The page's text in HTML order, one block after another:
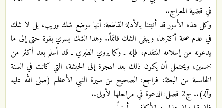
في قضية المعراج..
وكل هذه الأمور قد أثبتنا بالأدلة القاطعة: أنها موضع شك وريب، بل لا شك
في عدم صحة أكثرها، ويبقى الشك قائماً.. وهذا الشك يسري بقوة حتى إلى ما
يدعونه من إسلامه المتقدم، فإنه ـ وكما يروي الطبري ـ قد أسلم بعد أكثر من
خمسين، ويحتمل أن يكون ذلك بعد الهجرة إلى الحبشة، التي كانت في السنة
الخامسة من البعثة، فراجع: الصحيح من سيرة النبي الأعظم (صلى الله عليه
وآله).. ج2 فصل: الدعوة في مراحلها الأولى..